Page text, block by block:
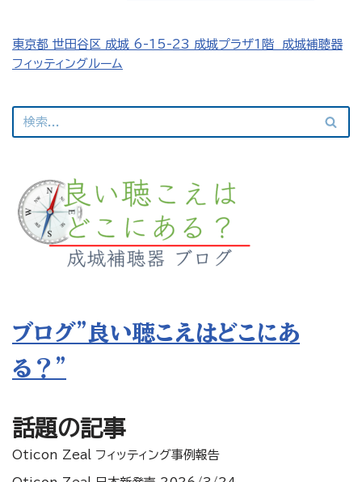
東京都 世田谷区 成城 6-15-23 成城プラザ1階 成城補聴器
フィッティングルーム
ブログ”良い聴こえはどこにあ
る？”
話題の記事
Oticon Zeal フィッティング事例報告